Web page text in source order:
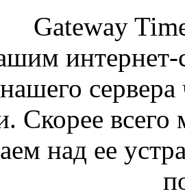
Gateway
интернет-
Скорее
над ее